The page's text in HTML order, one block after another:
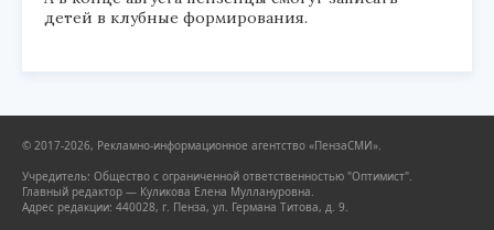
детей в клубные формирования.
© 2017-2026, Рекламно-информационное агентство «ПензаСМИ».
Учредитель: Общество с ограниченной ответственностью "Оптимист".
Главный редактор — Куликова Елена Муллануровна.
Адрес редакции: 440028, г. Пенза, ул. Германа Титова, д. 9.